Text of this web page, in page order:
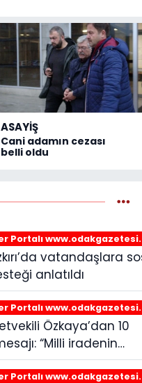
ASAYİŞ
Cani adamın cezası
belli oldu
Portalı
anlatıldı
Portalı
“Milli iradenin
yeni bir sayfa”
Portalı